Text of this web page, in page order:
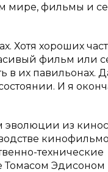
мире, фильмы и
Хотя хороших
фильм или
в их павильонах.
И я
эволюции из
технические
Томасом Эдисоном